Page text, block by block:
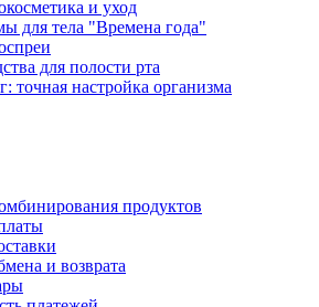
и уход
для тела "Времена года"
для полости рта
точная настройка организма
продуктов
и возврата